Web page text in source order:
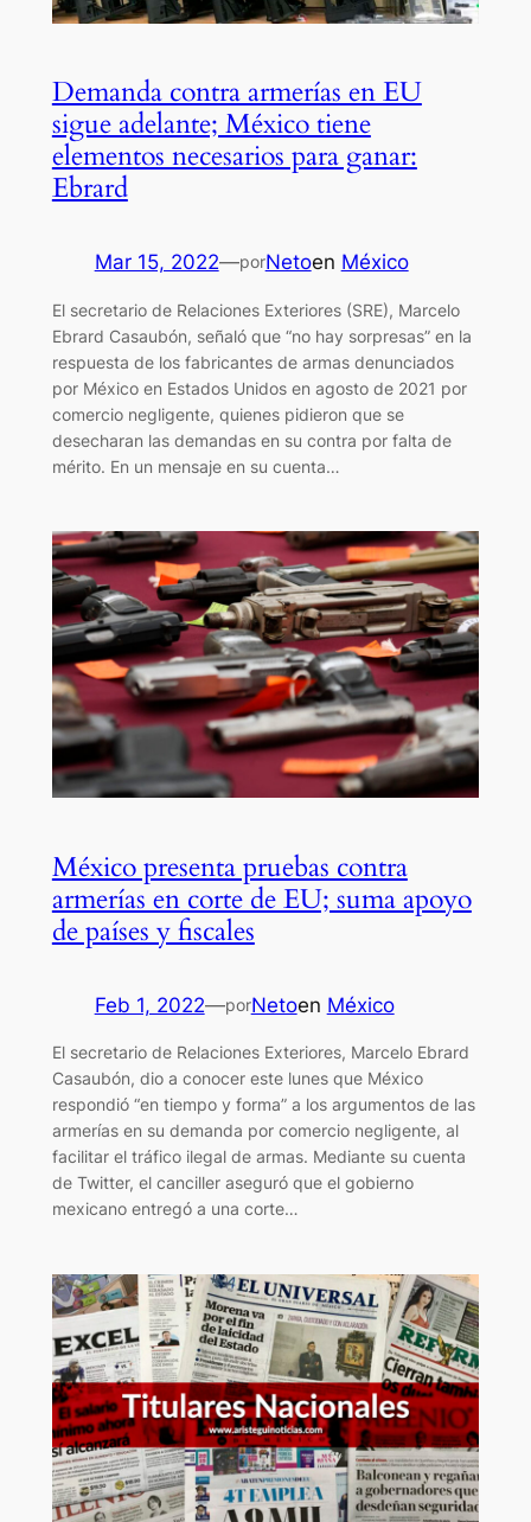
Demanda contra armerías en EU
sigue adelante; México tiene
elementos necesarios para ganar:
Ebrard
Mar 15, 2022—porNetoen México
El secretario de Relaciones Exteriores (SRE), Marcelo
Ebrard Casaubón, señaló que “no hay sorpresas” en la
respuesta de los fabricantes de armas denunciados
por México en Estados Unidos en agosto de 2021 por
comercio negligente, quienes pidieron que se
desecharan las demandas en su contra por falta de
mérito. En un mensaje en su cuenta…
México presenta pruebas contra
armerías en corte de EU; suma apoyo
de países y fiscales
Feb 1, 2022—porNetoen México
El secretario de Relaciones Exteriores, Marcelo Ebrard
Casaubón, dio a conocer este lunes que México
respondió “en tiempo y forma” a los argumentos de las
armerías en su demanda por comercio negligente, al
facilitar el tráfico ilegal de armas. Mediante su cuenta
de Twitter, el canciller aseguró que el gobierno
mexicano entregó a una corte…